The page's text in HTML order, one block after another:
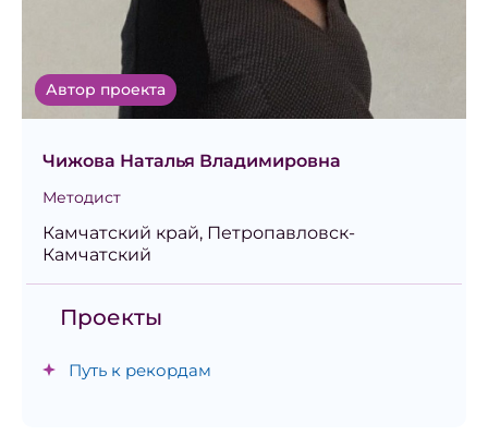
Автор проекта
Чижова Наталья Владимировна
Методист
Камчатский край, Петропавловск-
Камчатский
Проекты
Путь к рекордам